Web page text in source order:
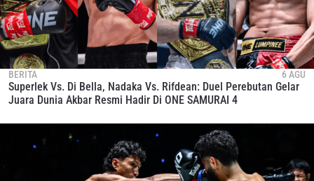
BERITA 6 AGU
Superlek Vs. Di Bella, Nadaka Vs. Rifdean: Duel Perebutan Gelar
Juara Dunia Akbar Resmi Hadir Di ONE SAMURAI 4